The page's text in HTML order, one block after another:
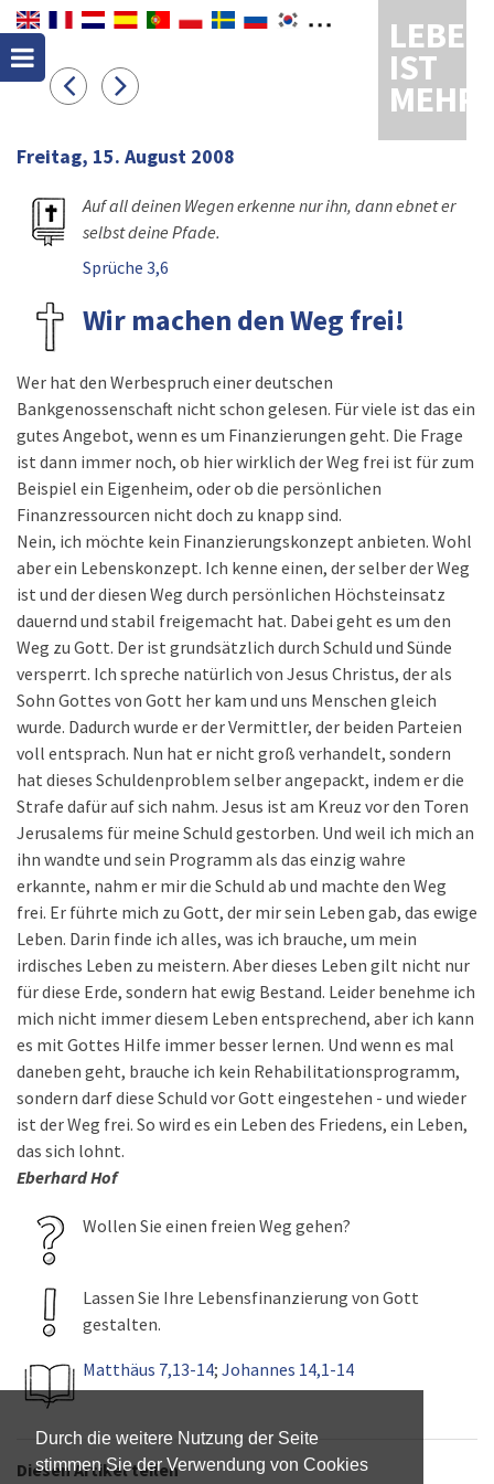
Durch die weitere Nutzung der Seite
stimmen Sie der Verwendung von Cookies
LEBEN
IST
MEHR
Freitag, 15. August 2008
Auf all deinen Wegen erkenne nur ihn, dann ebnet er
selbst deine Pfade.
Sprüche 3,6
Wir machen den Weg frei!
Wer hat den Werbespruch einer deutschen
Bankgenossenschaft nicht schon gelesen. Für viele ist das ein
gutes Angebot, wenn es um Finanzierungen geht. Die Frage
ist dann immer noch, ob hier wirklich der Weg frei ist für zum
Beispiel ein Eigenheim, oder ob die persönlichen
Finanzressourcen nicht doch zu knapp sind.
Nein, ich möchte kein Finanzierungskonzept anbieten. Wohl
aber ein Lebenskonzept. Ich kenne einen, der selber der Weg
ist und der diesen Weg durch persönlichen Höchsteinsatz
dauernd und stabil freigemacht hat. Dabei geht es um den
Weg zu Gott. Der ist grundsätzlich durch Schuld und Sünde
versperrt. Ich spreche natürlich von Jesus Christus, der als
Sohn Gottes von Gott her kam und uns Menschen gleich
wurde. Dadurch wurde er der Vermittler, der beiden Parteien
voll entsprach. Nun hat er nicht groß verhandelt, sondern
hat dieses Schuldenproblem selber angepackt, indem er die
Strafe dafür auf sich nahm. Jesus ist am Kreuz vor den Toren
Jerusalems für meine Schuld gestorben. Und weil ich mich an
ihn wandte und sein Programm als das einzig wahre
erkannte, nahm er mir die Schuld ab und machte den Weg
frei. Er führte mich zu Gott, der mir sein Leben gab, das ewige
Leben. Darin finde ich alles, was ich brauche, um mein
irdisches Leben zu meistern. Aber dieses Leben gilt nicht nur
für diese Erde, sondern hat ewig Bestand. Leider benehme ich
mich nicht immer diesem Leben entsprechend, aber ich kann
es mit Gottes Hilfe immer besser lernen. Und wenn es mal
daneben geht, brauche ich kein Rehabilitationsprogramm,
sondern darf diese Schuld vor Gott eingestehen - und wieder
ist der Weg frei. So wird es ein Leben des Friedens, ein Leben,
das sich lohnt.
Eberhard Hof
Wollen Sie einen freien Weg gehen?
Lassen Sie Ihre Lebensfinanzierung von Gott
gestalten.
Matthäus 7,13-14; Johannes 14,1-14
Diesen Artikel teilen